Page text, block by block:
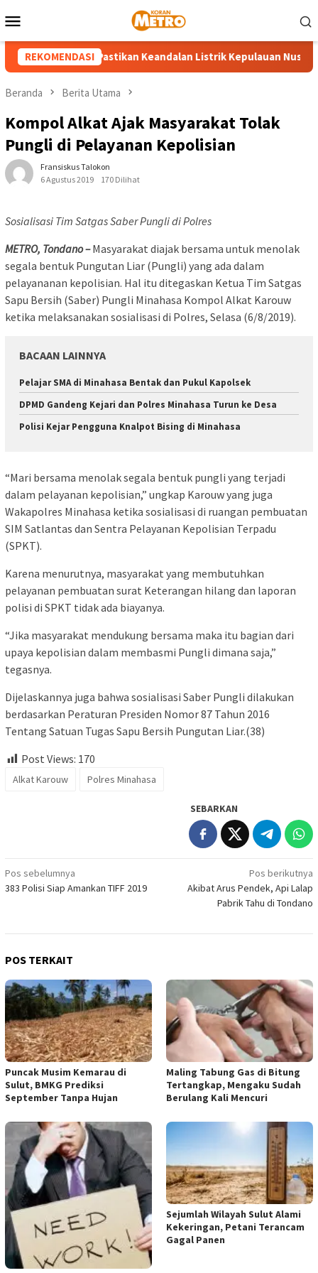
ke
Mobile
REKOMENDASI
UP3 Tahuna Pastikan Keandalan Listrik Kepulauan Nusa Utara
Beranda Berita Utama
Kompol Alkat Ajak Masyarakat Tolak
Pungli di Pelayanan Kepolisian
Fransiskus Talokon
6 Agustus 2019
170 Dilihat
Sosialisasi Tim Satgas Saber Pungli di Polres
METRO, Tondano –Masyarakat diajak bersama untuk menolak
segala bentuk Pungutan Liar (Pungli) yang ada dalam
pelayananan kepolisian. Hal itu ditegaskan Ketua Tim Satgas
Sapu Bersih (Saber) Pungli Minahasa Kompol Alkat Karouw
ketika melaksanakan sosialisasi di Polres, Selasa (6/8/2019).
BACAAN LAINNYA
Pelajar SMA di Minahasa Bentak dan Pukul Kapolsek
DPMD Gandeng Kejari dan Polres Minahasa Turun ke Desa
Polisi Kejar Pengguna Knalpot Bising di Minahasa
“Mari bersama menolak segala bentuk pungli yang terjadi
dalam pelayanan kepolisian,” ungkap Karouw yang juga
Wakapolres Minahasa ketika sosialisasi di ruangan pembuatan
SIM Satlantas dan Sentra Pelayanan Kepolisian Terpadu
(SPKT).
Karena menurutnya, masyarakat yang membutuhkan
pelayanan pembuatan surat Keterangan hilang dan laporan
polisi di SPKT tidak ada biayanya.
“Jika masyarakat mendukung bersama maka itu bagian dari
upaya kepolisian dalam membasmi Pungli dimana saja,”
tegasnya.
Dijelaskannya juga bahwa sosialisasi Saber Pungli dilakukan
berdasarkan Peraturan Presiden Nomor 87 Tahun 2016
Tentang Satuan Tugas Sapu Bersih Pungutan Liar.(38)
Post Views: 170
Alkat Karouw Polres Minahasa
SEBARKAN
Navigasi
pos
Pos sebelumnya
383 Polisi Siap Amankan TIFF 2019
Pos berikutnya
Akibat Arus Pendek, Api Lalap
Pabrik Tahu di Tondano
POS TERKAIT
Puncak Musim Kemarau di
Sulut, BMKG Prediksi
September Tanpa Hujan
Maling Tabung Gas di Bitung
Tertangkap, Mengaku Sudah
Berulang Kali Mencuri
Sejumlah Wilayah Sulut Alami
Kekeringan, Petani Terancam
Gagal Panen